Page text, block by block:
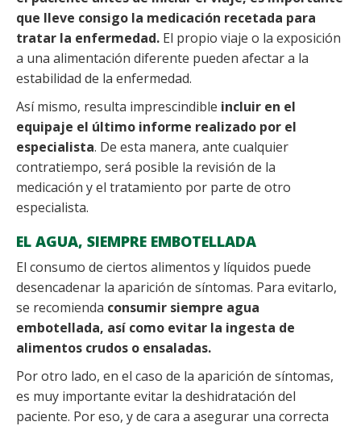
que lleve consigo la medicación recetada para
tratar la enfermedad. El propio viaje o la exposición
a una alimentación diferente pueden afectar a la
estabilidad de la enfermedad.
Así mismo, resulta imprescindible incluir en el
equipaje el último informe realizado por el
especialista. De esta manera, ante cualquier
contratiempo, será posible la revisión de la
medicación y el tratamiento por parte de otro
especialista.
EL AGUA, SIEMPRE EMBOTELLADA
El consumo de ciertos alimentos y líquidos puede
desencadenar la aparición de síntomas. Para evitarlo,
se recomienda consumir siempre agua
embotellada, así como evitar la ingesta de
alimentos crudos o ensaladas.
Por otro lado, en el caso de la aparición de síntomas,
es muy importante evitar la deshidratación del
paciente. Por eso, y de cara a asegurar una correcta